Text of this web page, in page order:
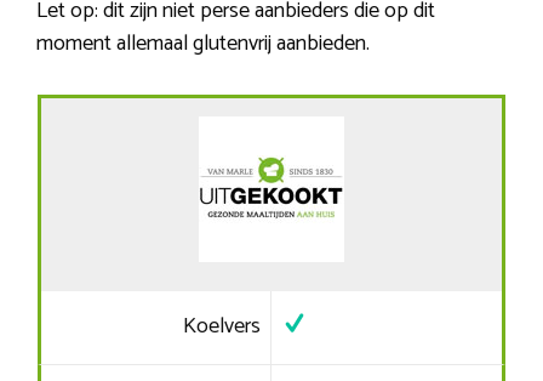
Let op: dit zijn niet perse aanbieders die op dit
moment allemaal glutenvrij aanbieden.
Koelvers